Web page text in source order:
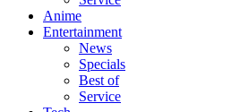
Anime
Entertainment
News
Specials
Best of
Service